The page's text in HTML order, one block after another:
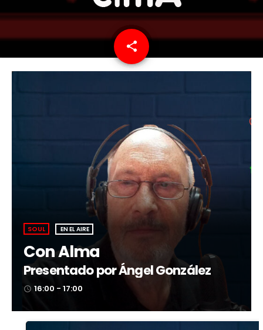
share
email
SOUL EN EL AIRE
Con Alma
Presentado por Ángel González
access_time 16:00 - 17:00